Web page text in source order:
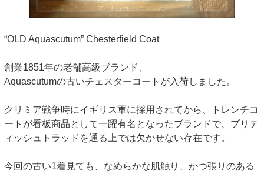
“OLD Aquascutum” Chesterfield Coat
創業1851年の老舗高級ブランド、
Aquascutumの古いチェスターコートが入荷しました。
クリミア戦争時にイギリス軍に採用されてから、トレンチコ
ートが看板商品として一躍有名となったブランドで、ブリテ
ィッシュトラッドを通る上では欠かせない存在です。
今回の古い1着見ても、なめらかな肌触り、かつ張りのある